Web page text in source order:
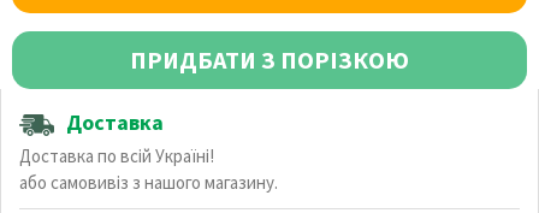
ПРИДБАТИ З ПОРІЗКОЮ
Доставка
Доставка по всій Україні!
або самовивіз з нашого магазину.